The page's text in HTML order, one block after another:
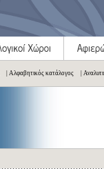
| Αλφαβητικός κατάλογος |